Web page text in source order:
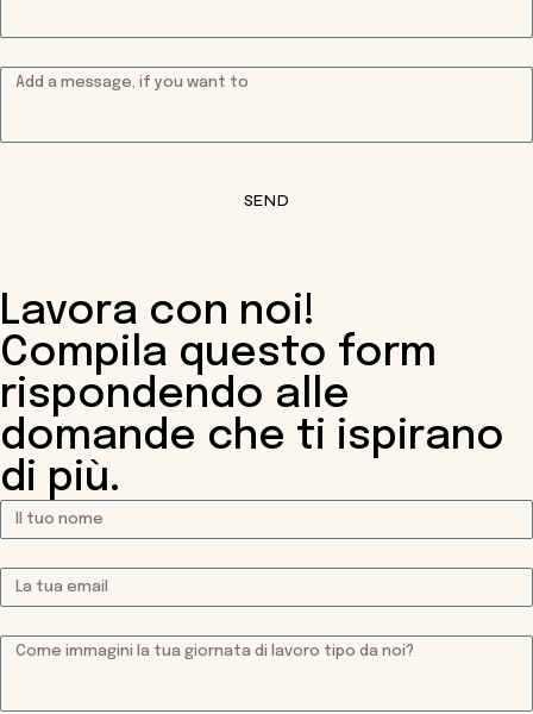
SEND
Lavora con noi!
Compila questo form
rispondendo alle
domande che ti ispirano
di più.